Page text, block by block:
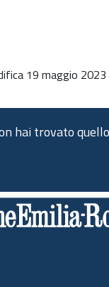
19 maggio 2023
hai trovato